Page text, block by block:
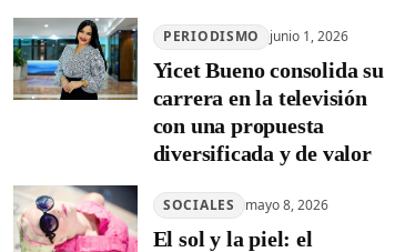
PERIODISMO junio 1, 2026
Yicet Bueno consolida su
carrera en la televisión
con una propuesta
diversificada y de valor
SOCIALES mayo 8, 2026
El sol y la piel: el